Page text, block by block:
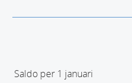
Saldo per 1 januari